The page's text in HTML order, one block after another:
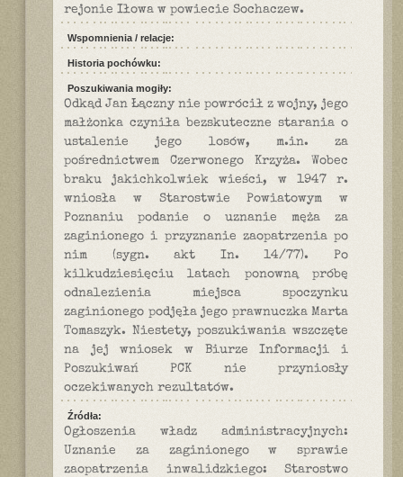
rejonie Iłowa w powiecie Sochaczew.
Wspomnienia / relacje:
Historia pochówku:
Poszukiwania mogiły:
Odkąd Jan Łączny nie powrócił z wojny, jego
małżonka czyniła bezskuteczne starania o
ustalenie jego losów, m.in. za
pośrednictwem Czerwonego Krzyża. Wobec
braku jakichkolwiek wieści, w 1947 r.
wniosła w Starostwie Powiatowym w
Poznaniu podanie o uznanie męża za
zaginionego i przyznanie zaopatrzenia po
nim (sygn. akt In. 14/77). Po
kilkudziesięciu latach ponowną próbę
odnalezienia miejsca spoczynku
zaginionego podjęła jego prawnuczka Marta
Tomaszyk. Niestety, poszukiwania wszczęte
na jej wniosek w Biurze Informacji i
Poszukiwań PCK nie przyniosły
oczekiwanych rezultatów.
Źródła:
Ogłoszenia władz administracyjnych:
Uznanie za zaginionego w sprawie
zaopatrzenia inwalidzkiego: Starostwo